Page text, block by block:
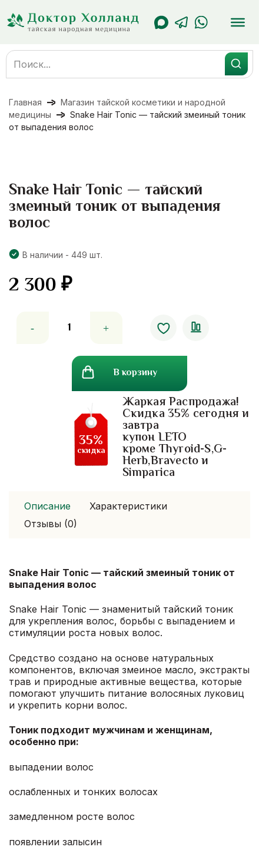
содержанию
Search
for:
Главная
Магазин тайской косметики и народной
медицины
Snake Hair Tonic — тайский змеиный тоник
от выпадения волос
Snake Hair Tonic — тайский
змеиный тоник от выпадения
волос
В наличии - 449 шт.
2 300₽
товара
В корзину
Жаркая Распродажа!
Скидка 35% сегодня и
завтра
купон LETO
кроме Thyroid-S,G-
Herb,Bravecto и
Simparica
35%
скидка
Описание
Характеристики
Отзывы (0)
Snake Hair Tonic — тайский змеиный тоник от
выпадения волос
Snake Hair Tonic — знаменитый тайский тоник
для укрепления волос, борьбы с выпадением и
стимуляции роста новых волос.
Средство создано на основе натуральных
компонентов, включая змеиное масло, экстракты
трав и природные активные вещества, которые
помогают улучшить питание волосяных луковиц
и укрепить корни волос.
Тоник подходит мужчинам и женщинам,
особенно при:
выпадении волос
ослабленных и тонких волосах
замедленном росте волос
появлении залысин